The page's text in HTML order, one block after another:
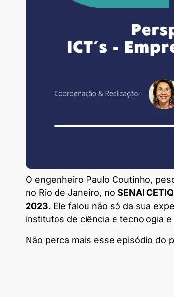
O engenheiro Paulo Coutinho,
no Rio de Janeiro, no SENAI CETIQ
2023. Ele falou não só da sua
institutos de ciência e tecnologia
Não perca mais esse episódio do